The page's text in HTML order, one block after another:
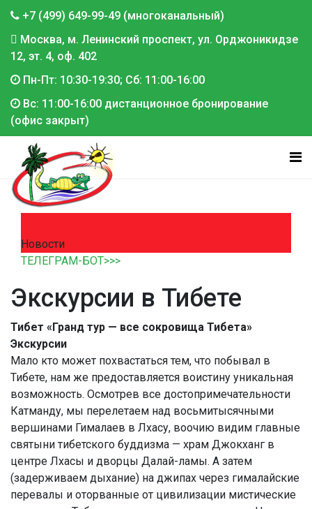
+7 (499) 649-99-49 (многоканальный)
Москва, м. Ленинский проспект, ул. Орджоникидзе
12, эт. 4, оф. 402
Пн-Пт: 10:30-19:30; Сб: 11:00-16:00
Вс: 11:00-16:00 дистанционное бронирование
(офис закрыт)
Новости
ТЕЛЕГРАМ-БОТ>>>
Экскурсии в Тибете
Тибет «Гранд тур — все сокровища Тибета»
Экскурсии
Мало кто может похвастаться тем, что побывал в
Тибете, нам же предоставляется воистину уникальная
возможность. Осмотрев все достопримечательности
Катманду, мы перелетаем над восьмитысячными
вершинами Гималаев в Лхасу, воочию видим главные
святыни тибетского буддизма — храм Джокханг в
центре Лхасы и дворцы Далай-ламы. А затем
(задерживаем дыхание) на джипах через гималайские
перевалы и оторванные от цивилизации мистические